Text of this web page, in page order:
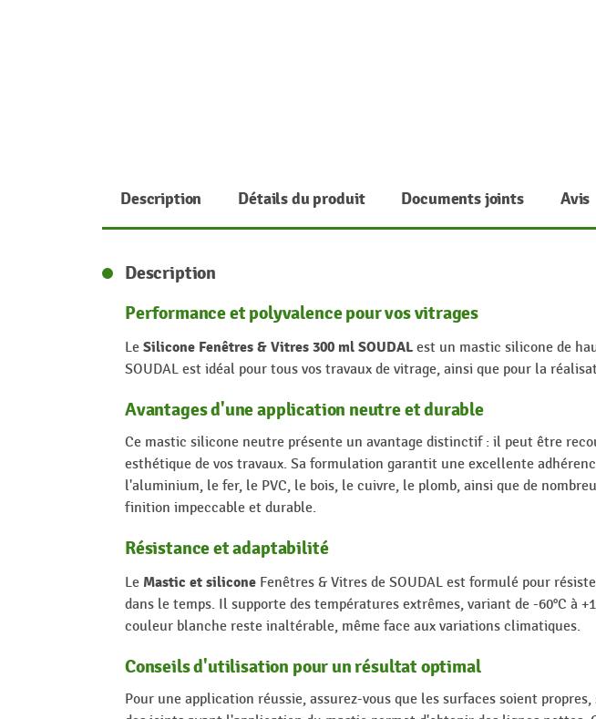
Description Détails du produit Documents joints Avis
Description
Performance et polyvalence pour vos vitrages
Le Silicone Fenêtres & Vitres 300 ml SOUDAL est un mastic silicone de
SOUDAL est idéal pour tous vos travaux de vitrage, ainsi que pour la
Avantages d'une application neutre et durable
Ce mastic silicone neutre présente un avantage distinctif : il peut être
esthétique de vos travaux. Sa formulation garantit une excellente
l'aluminium, le fer, le PVC, le bois, le cuivre, le plomb, ainsi que de
finition impeccable et durable.
Résistance et adaptabilité
Le Mastic et silicone Fenêtres & Vitres de SOUDAL est formulé pour
dans le temps. Il supporte des températures extrêmes, variant de -60°C à
couleur blanche reste inaltérable, même face aux variations climatiques.
Conseils d'utilisation pour un résultat optimal
Pour une application réussie, assurez-vous que les surfaces soient